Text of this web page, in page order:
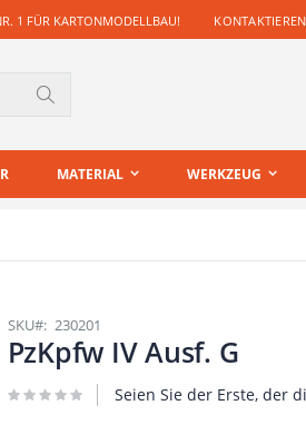
1 FÜR KARTONMODELLBAU!
MATERIAL WERKZEUG
SKU 230201
PzKpfw IV Ausf. G
Seien Sie der Erste, der